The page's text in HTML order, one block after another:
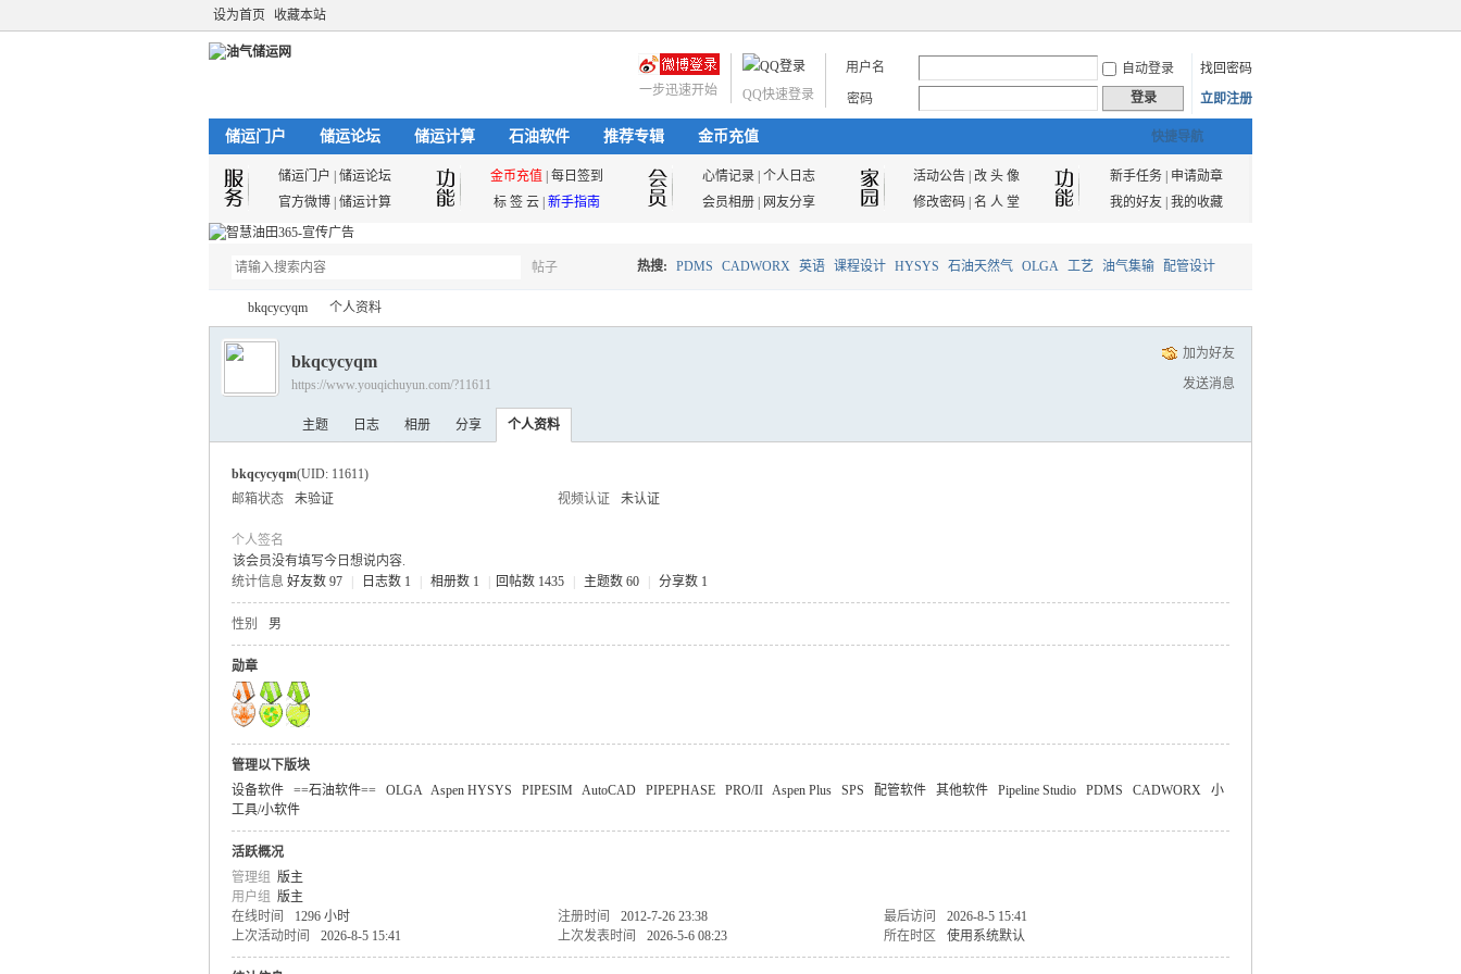
设为首页 收藏本站
用户名 自动登录
找回密码
密码
登录 立即注册
QQ快速登录
一步迅速开始
快捷导航
储运门户 储运论坛 储运计算 石油软件 推荐专辑 金币充值
储运门户 储运论坛 金币充值 每日签到 心情记录 个人日志 活动公告| 改 头 像 新手任务|
申请勋章
官方微博 储运计算 标 签 云 新手指南 会员相册 网友分享 修改密码| 名 人 堂 我的好友| 我的收藏
帖子 热搜: PDMS CADWORX 英语 课程设计 HYSYS 石油天然气 OLGA 工艺 油气集输 配管设计
›
bkqcycyqm 个人资料
加为好友
发送消息
bkqcycyqm
https://www.youqichuyun.com/?11611
主题 日志 相册 分享 个人资料
bkqcycyqm(UID: 11611)
邮箱状态
未验证 视频认证 未认证
个人签名
该会员没有填写今日想说内容.
统计信息 好友数 97 日志数 1 相册数 1 回帖数 1435 主题数 60 分享数 1
性别 男
勋章
管理以下版块
设备软件
==石油软件== OLGA Aspen HYSYS PIPESIM AutoCAD PIPEPHASE PRO/II Aspen Plus SPS 配管软件 其他软件 Pipeline Studio PDMS CADWORX
小
工具/小软件
活跃概况
管理组 版主
用户组 版主
在线时间
1296 小时 注册时间 2012-7-26 23:38 最后访问
2026-8-5 15:41
上次活动时间
2026-8-5 15:41 上次发表时间 2026-5-6 08:23 所在时区 使用系统默认